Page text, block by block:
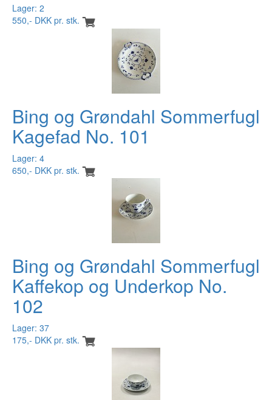
Lager: 2
550,- DKK pr. stk.
Bing og Grøndahl Sommerfugl
Kagefad No. 101
Lager: 4
650,- DKK pr. stk.
Bing og Grøndahl Sommerfugl
Kaffekop og Underkop No.
102
Lager: 37
175,- DKK pr. stk.